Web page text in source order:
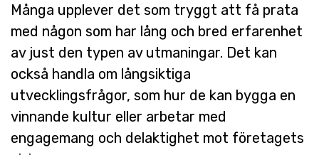
Många upplever det som tryggt att få prata
med någon som har lång och bred erfarenhet
av just den typen av utmaningar. Det kan
också handla om långsiktiga
utvecklingsfrågor, som hur de kan bygga en
vinnande kultur eller arbetar med
engagemang och delaktighet mot företagets